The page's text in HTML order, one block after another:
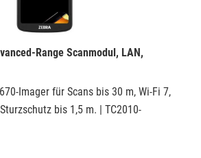
Range Scanmodul, LAN,
Imager für Scans bis 30 m, Wi-Fi 7,
bis 1,5 m. | TC2010-